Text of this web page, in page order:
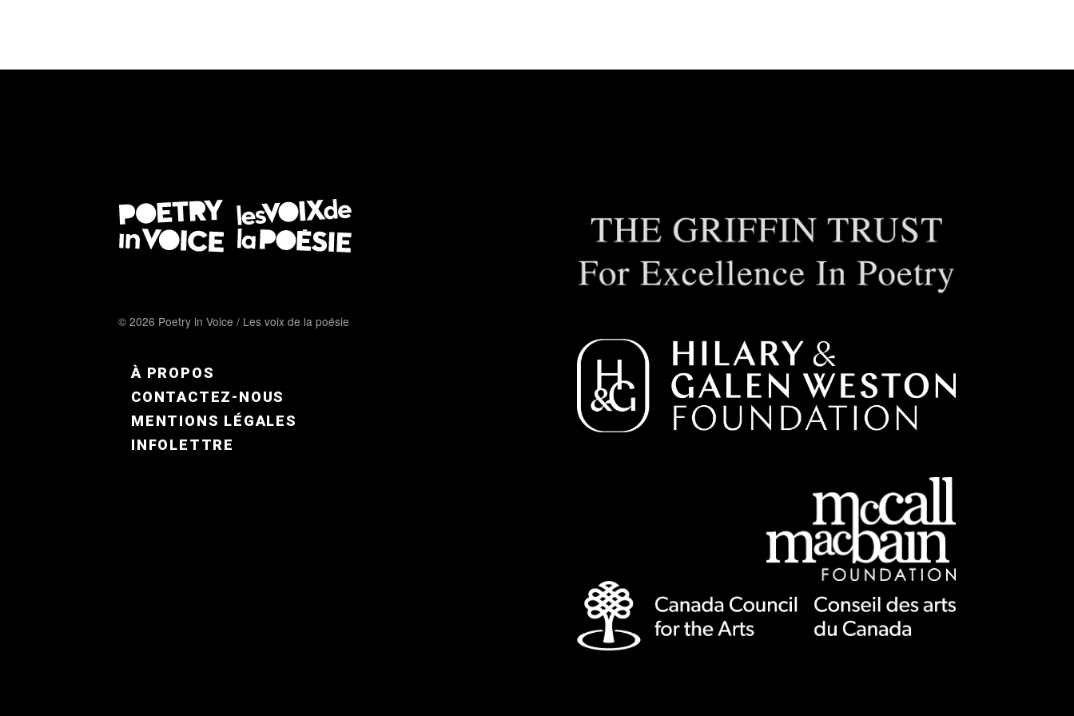
© 2026 Poetry in Voice / Les voix de la poésie
FOOTER MENU FR
À PROPOS
CONTACTEZ-NOUS
MENTIONS LÉGALES
INFOLETTRE